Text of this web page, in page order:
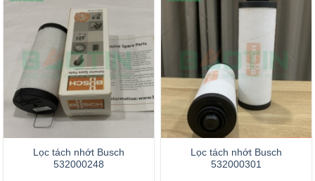
Lọc tách nhớt Busch
532000248
Lọc tách nhớt Busch
532000301